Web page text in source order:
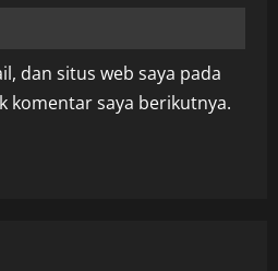
dan situs web saya pada
komentar saya berikutnya.